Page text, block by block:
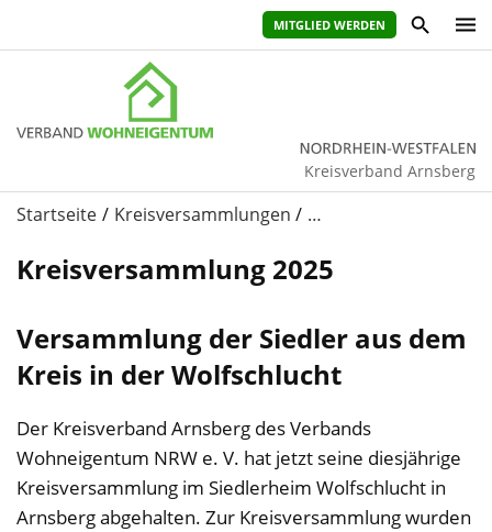
MITGLIED WERDEN
Kreisverband Arnsberg
Startseite Kreisversammlungen …
Kreisversammlung 2025
Versammlung der Siedler aus dem
Kreis in der Wolfschlucht
Der Kreisverband Arnsberg des Verbands
Wohneigentum NRW e. V. hat jetzt seine diesjährige
Kreisversammlung im Siedlerheim Wolfschlucht in
Arnsberg abgehalten. Zur Kreisversammlung wurden